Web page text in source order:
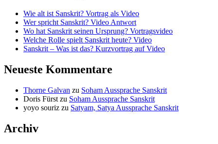
Wie alt ist Sanskrit? Vortrag als Video
Wer spricht Sanskrit? Video Antwort
Wo hat Sanskrit seinen Ursprung? Vortragsvideo
Welche Rolle spielt Sanskrit heute? Video
Sanskrit – Was ist das? Kurzvortrag auf Video
Neueste Kommentare
Thorne Galvan zu Soham Aussprache Sanskrit
Doris Fürst zu Soham Aussprache Sanskrit
yoyo souriz zu Satyam, Satya Aussprache Sanskrit
Archiv